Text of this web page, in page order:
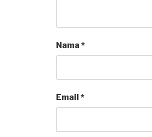
Nama *
Email *